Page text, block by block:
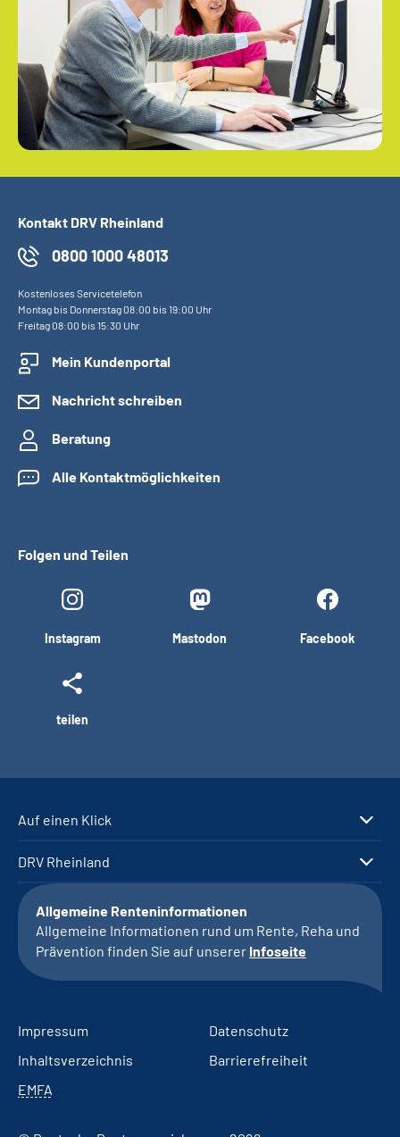
Kontakt DRV Rheinland
0800 1000 48013
Kostenloses Servicetelefon
Montag bis Donnerstag 08:00 bis 19:00 Uhr
Freitag 08:00 bis 15:30 Uhr
Mein Kundenportal
Nachricht schreiben
Beratung
Alle Kontaktmöglichkeiten
Folgen und Teilen
Instagram Mastodon Facebook
teilen
Auf einen Klick
DRV Rheinland
Allgemeine Renteninformationen
Allgemeine Informationen rund um Rente, Reha und
Prävention finden Sie auf unserer Infoseite
Impressum
Datenschutz
Inhaltsverzeichnis
Barrierefreiheit
EMFA